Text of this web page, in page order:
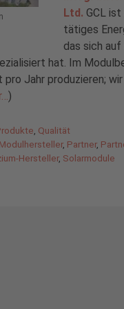
Ltd. GCL
tätiges
das sich auf
hat. Im
Jahr produzieren;
)
Qualität
Modulhersteller, Partner,
Hersteller, Solarmodule